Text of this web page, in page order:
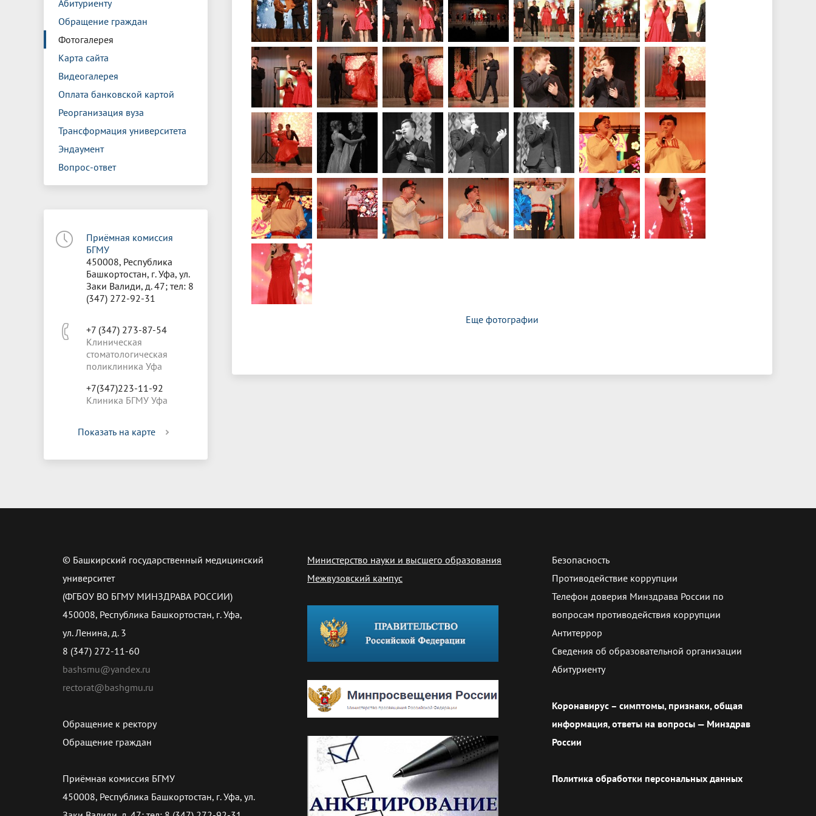
Абитуриенту
Обращение граждан
Фотогалерея
Карта сайта
Видеогалерея
Оплата банковской картой
Реорганизация вуза
Трансформация университета
Эндаумент
Вопрос-ответ
Приёмная комиссия
БГМУ
450008, Республика
Башкортостан, г. Уфа, ул.
Заки Валиди, д. 47; тел: 8
(347) 272-92-31
+7 (347) 273-87-54
Клиническая
стоматологическая
поликлиника Уфа
+7(347)223-11-92
Клиника БГМУ Уфа
Показать на карте
Еще фотографии
© Башкирский государственный медицинский
университет
(ФГБОУ ВО БГМУ МИНЗДРАВА РОССИИ)
450008, Республика Башкортостан, г. Уфа,
ул. Ленина, д. 3
8 (347) 272-11-60
bashsmu@yandex.ru
rectorat@bashgmu.ru
Обращение к ректору
Обращение граждан
Приёмная комиссия БГМУ
450008, Республика Башкортостан, г. Уфа, ул.
Министерство науки и высшего образования
Межвузовский кампус
Безопасность
Противодействие коррупции
Телефон доверия Минздрава России по
вопросам противодействия коррупции
Антитеррор
Сведения об образовательной организации
Абитуриенту
Коронавирус – симптомы, признаки, общая
информация, ответы на вопросы — Минздрав
России
Политика обработки персональных данных